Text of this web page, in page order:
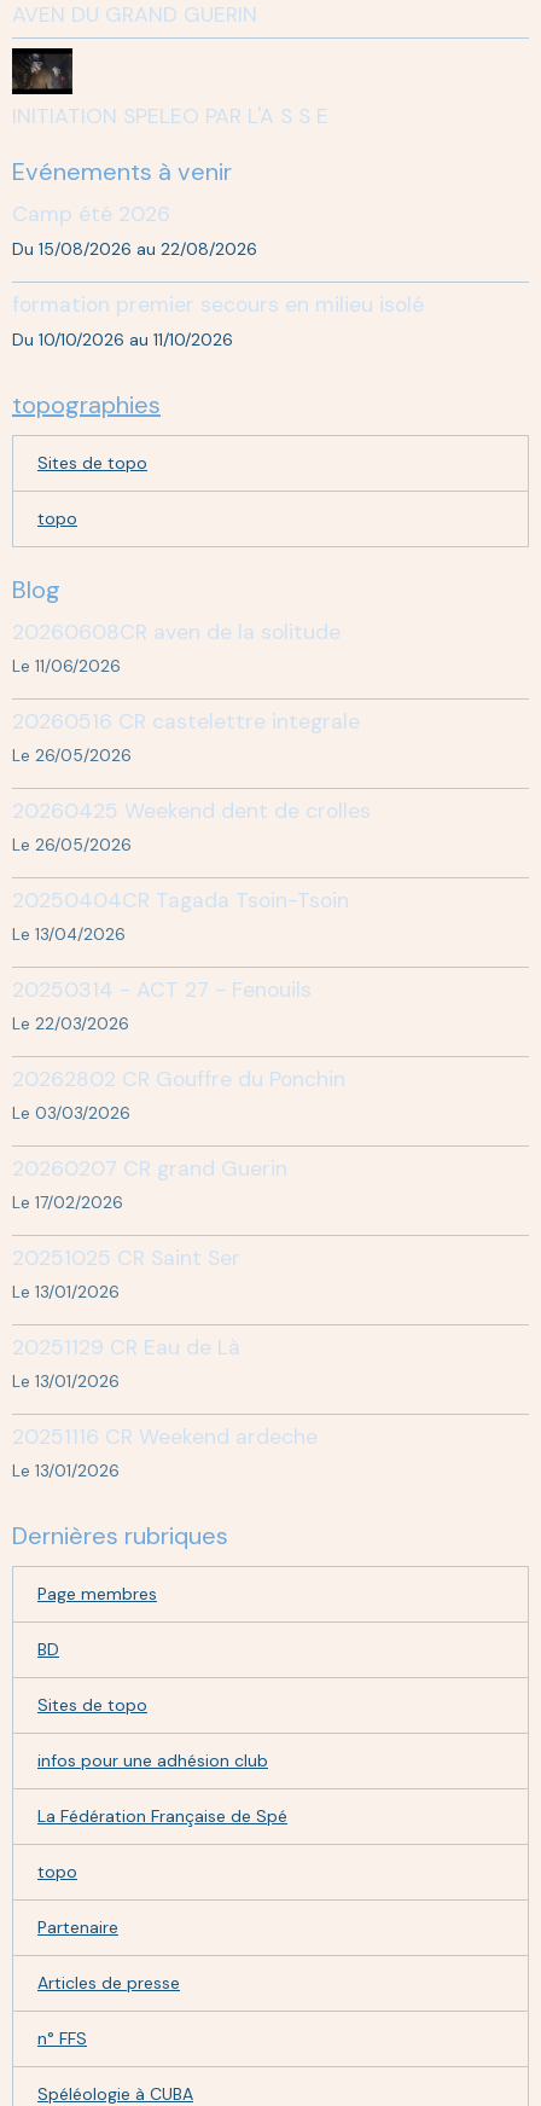
AVEN DU GRAND GUERIN
INITIATION SPELEO PAR L'A S S E
Evénements à venir
Camp été 2026
Du 15/08/2026 au 22/08/2026
formation premier secours en milieu isolé
Du 10/10/2026 au 11/10/2026
topographies
Sites de topo
topo
Blog
20260608CR aven de la solitude
Le 11/06/2026
20260516 CR castelettre integrale
Le 26/05/2026
20260425 Weekend dent de crolles
Le 26/05/2026
20250404CR Tagada Tsoin-Tsoin
Le 13/04/2026
20250314 - ACT 27 - Fenouils
Le 22/03/2026
20262802 CR Gouffre du Ponchin
Le 03/03/2026
20260207 CR grand Guerin
Le 17/02/2026
20251025 CR Saint Ser
Le 13/01/2026
20251129 CR Eau de Là
Le 13/01/2026
20251116 CR Weekend ardeche
Le 13/01/2026
Dernières rubriques
Page membres
BD
Sites de topo
infos pour une adhésion club
La Fédération Française de Spé
topo
Partenaire
Articles de presse
n° FFS
Spéléologie à CUBA